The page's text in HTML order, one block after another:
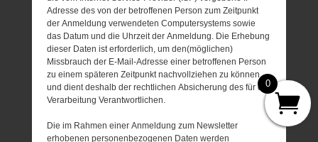
Adresse des von der betroffenen Person zum Zeitpunkt
der Anmeldung verwendeten Computersystems sowie
das Datum und die Uhrzeit der Anmeldung. Die Erhebung
dieser Daten ist erforderlich, um den(möglichen)
Missbrauch der E-Mail-Adresse einer betroffenen Person
zu einem späteren Zeitpunkt nachvollziehen zu können
und dient deshalb der rechtlichen Absicherung des für die
Verarbeitung Verantwortlichen.
Die im Rahmen einer Anmeldung zum Newsletter
erhobenen personenbezogenen Daten werden
0